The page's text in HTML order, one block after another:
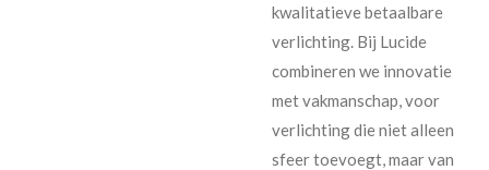
kwalitatieve betaalbare
verlichting. Bij Lucide
combineren we innovatie
met vakmanschap, voor
verlichting die niet alleen
sfeer toevoegt, maar van